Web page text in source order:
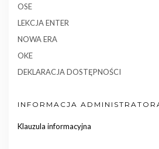
OSE
LEKCJA ENTER
NOWA ERA
OKE
DEKLARACJA DOSTĘPNOŚCI
INFORMACJA
Klauzula informacyjna